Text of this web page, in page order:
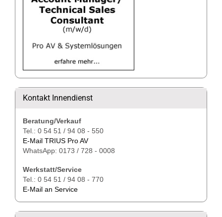
Kontakt Innendienst
Beratung/Verkauf
Tel.: 0 54 51 / 94 08 - 550
E-Mail TRIUS Pro AV
WhatsApp: 0173 / 728 - 0008
Werkstatt/Service
Tel.: 0 54 51 / 94 08 - 770
E-Mail an Service